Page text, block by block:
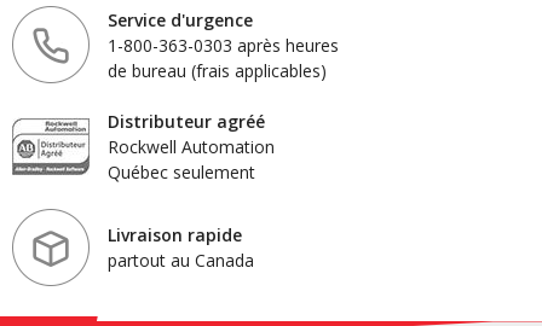
Service d'urgence
1-800-363-0303 après heures
de bureau (frais applicables)
Distributeur agréé
Rockwell Automation
Québec seulement
Livraison rapide
partout au Canada